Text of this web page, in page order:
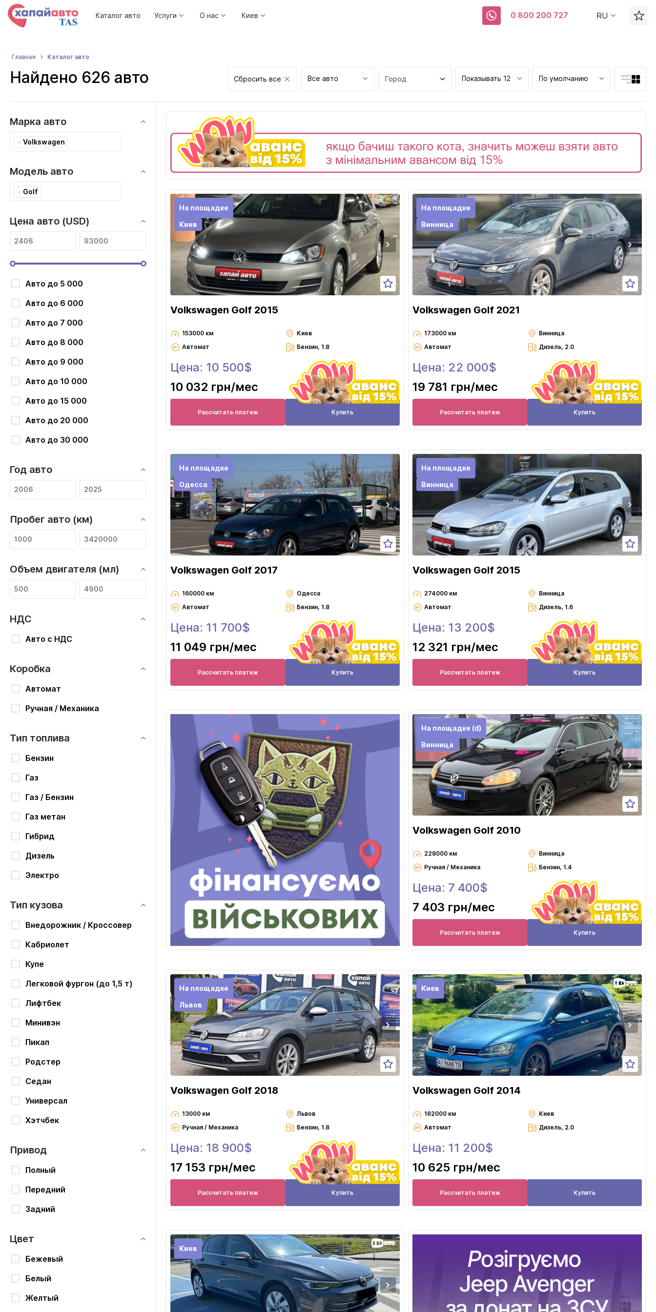
Каталог авто Услуги О нас Киев 0 800 200 727 RU
Главная Каталог авто
Найдено 626 авто Сбросить все Все авто Город
Днепр
Запорожье
Ивано-Франковск
Кривой рог
Кропивницкий
Луцк
Львов
Николаев
Одесса
Полтава
Тернополь
Херсон
Хмельницкий
Чернигов
Показывать 12 По умолчанию
Марка авто
× Volkswagen
Модель авто
× Golf
Цена авто (USD)
Авто до 5 000
Авто до 6 000
Авто до 7 000
Авто до 8 000
Авто до 9 000
Авто до 10 000
Авто до 15 000
Авто до 20 000
Авто до 30 000
Год авто
Пробег авто (км)
Объем двигателя (мл)
НДС
Авто с НДС
Коробка
Автомат
Ручная / Механика
Тип топлива
Бензин
Газ
Газ / Бензин
Газ метан
Гибрид
Дизель
Электро
Тип кузова
Внедорожник / Кроссовер
Кабриолет
Купе
Легковой фургон (до 1,5 т)
Лифтбек
Минивэн
Пикап
Родстер
Седан
Универсал
Хэтчбек
Привод
Полный
Передний
Задний
Цвет
Бежевый
Белый
Желтый
На площадке
Киев
Volkswagen Golf 2015
153000 км
Киев
Автомат
Бензин, 1.8
Цена: 10 500$
10 032 грн/мес
Рассчитать платеж Купить
На площадке
Винница
Volkswagen Golf 2021
173000 км
Винница
Автомат
Дизель, 2.0
Цена: 22 000$
19 781 грн/мес
Рассчитать платеж Купить
На площадке
Одесса
Volkswagen Golf 2017
160000 км
Одесса
Автомат
Бензин, 1.8
Цена: 11 700$
11 049 грн/мес
Рассчитать платеж Купить
На площадке
Винница
Volkswagen Golf 2015
274000 км
Винница
Автомат
Дизель, 1.6
Цена: 13 200$
12 321 грн/мес
Рассчитать платеж Купить
На площадке (d)
Винница
Volkswagen Golf 2010
228000 км
Винница
Ручная / Механика
Бензин, 1.4
Цена: 7 400$
7 403 грн/мес
Рассчитать платеж Купить
На площадке
Львов
Volkswagen Golf 2018
13000 км
Львов
Ручная / Механика
Бензин, 1.8
Цена: 18 900$
17 153 грн/мес
Рассчитать платеж Купить
Киев
Volkswagen Golf 2014
162000 км
Киев
Автомат
Дизель, 2.0
Цена: 11 200$
10 625 грн/мес
Рассчитать платеж Купить
Киев